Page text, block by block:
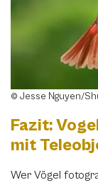
© Jesse Nguyen/
Fazit:
mit
Wer Vögel